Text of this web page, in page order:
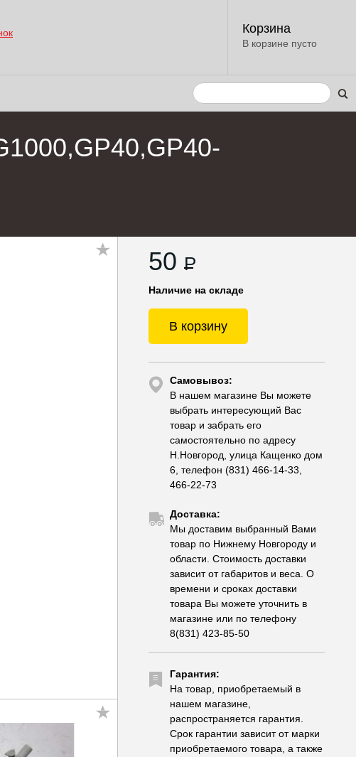
Корзина
В корзине пусто
50 P
Наличие на складе
В корзину
Самовывоз:
В нашем магазине Вы можете
выбрать интересующий Вас
товар и забрать его
самостоятельно по адресу
Н.Новгород, улица Кащенко дом
6, телефон (831) 466-14-33,
466-22-73
Доставка:
Мы доставим выбранный Вами
товар по Нижнему Новгороду и
области. Стоимость доставки
зависит от габаритов и веса. О
времени и сроках доставки
товара Вы можете уточнить в
магазине или по телефону
8(831) 423-85-50
Гарантия:
На товар, приобретаемый в
нашем магазине,
распространяется гарантия.
Срок гарантии зависит от марки
приобретаемого товара, а также